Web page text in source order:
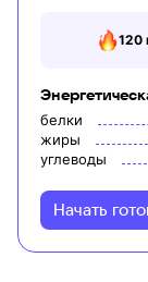
120
белки
жиры
углеводы
Начать